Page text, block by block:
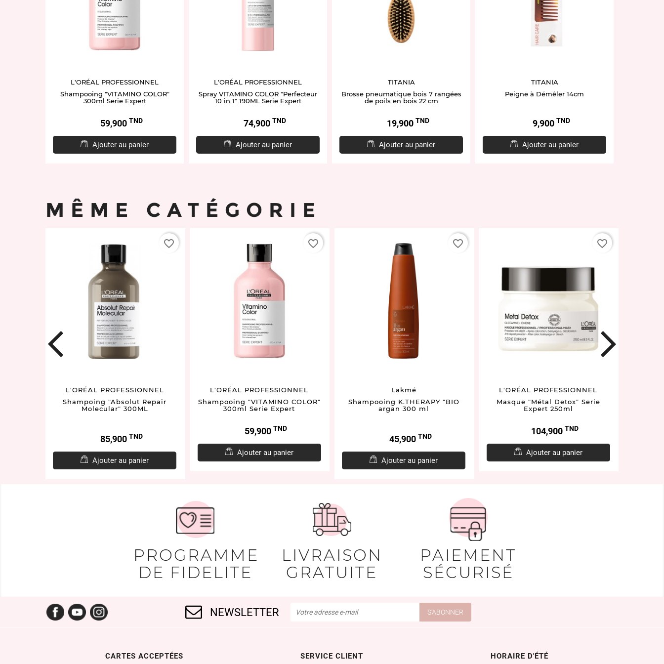
L'ORÉAL PROFESSIONNEL
Shampooing "VITAMINO COLOR"
300ml Serie Expert
Prix59,900 TND
Ajouter au panier
L'ORÉAL PROFESSIONNEL
Spray VITAMINO COLOR "Perfecteur
10 in 1" 190ML Serie Expert
Prix74,900 TND
Ajouter au panier
TITANIA
Brosse pneumatique bois 7 rangées
de poils en bois 22 cm
Prix19,900 TND
Ajouter au panier
TITANIA
Peigne à Démêler 14cm
Prix9,900 TND
Ajouter au panier
MÊME CATÉGORIE
L'ORÉAL PROFESSIONNEL
Shampoing "Absolut Repair
Molecular" 300ML
Prix85,900 TND
Ajouter au panier
favorite_border
L'ORÉAL PROFESSIONNEL
Shampooing "VITAMINO COLOR"
300ml Serie Expert
Prix59,900 TND
Ajouter au panier
favorite_border
Lakmé
Shampooing K.THERAPY "BIO
argan 300 ml
Prix45,900 TND
Ajouter au panier
favorite_border
L'ORÉAL PROFESSIONNEL
Masque "Métal Detox" Serie
Expert 250ml
Prix104,900 TND
Ajouter au panier
favorite_border
prev next
PROGRAMME
DE FIDELITE
LIVRAISON
GRATUITE
PAIEMENT
SÉCURISÉ
NEWSLETTER
FacebookYouTube
CARTES ACCEPTÉES SERVICE CLIENT HORAIRE D'ÉTÉ